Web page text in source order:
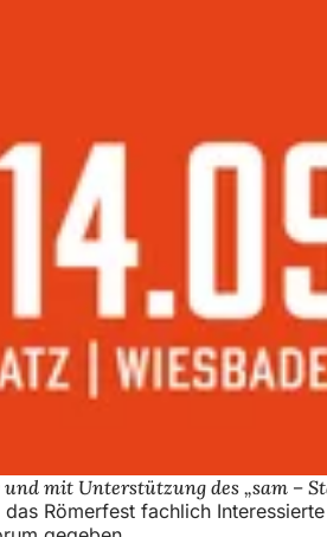
mit Unterstützung des „sam –
Römerfest fachlich